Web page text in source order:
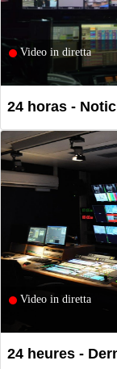
Video in diretta
24 horas -
Video in diretta
24 heures -